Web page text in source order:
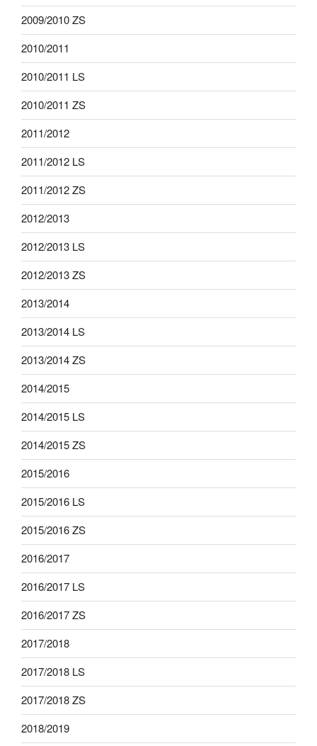
2009/2010 ZS
2010/2011
2010/2011 LS
2010/2011 ZS
2011/2012
2011/2012 LS
2011/2012 ZS
2012/2013
2012/2013 LS
2012/2013 ZS
2013/2014
2013/2014 LS
2013/2014 ZS
2014/2015
2014/2015 LS
2014/2015 ZS
2015/2016
2015/2016 LS
2015/2016 ZS
2016/2017
2016/2017 LS
2016/2017 ZS
2017/2018
2017/2018 LS
2017/2018 ZS
2018/2019